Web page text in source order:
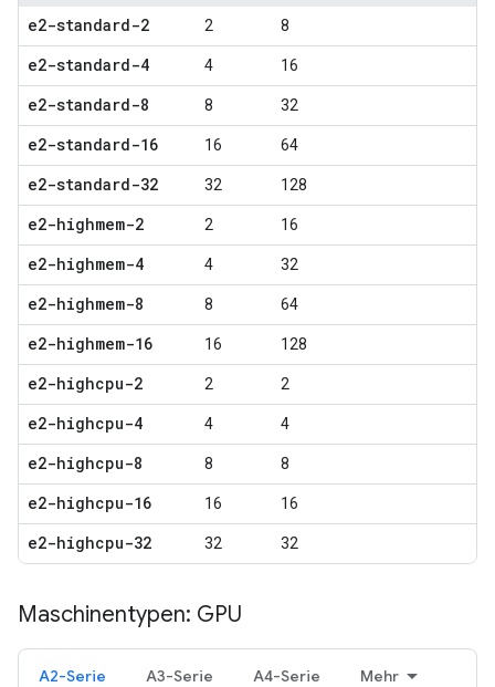
e2-standard-2 2 8
e2-standard-4 4 16
e2-standard-8 8 32
e2-standard-16 16 64
e2-standard-32 32 128
e2-highmem-2 2 16
e2-highmem-4 4 32
e2-highmem-8 8 64
e2-highmem-16 16 128
e2-highcpu-2 2 2
e2-highcpu-4 4 4
e2-highcpu-8 8 8
e2-highcpu-16 16 16
e2-highcpu-32 32 32
Maschinentypen: GPU
A2-Serie A3-Serie A4-Serie Mehr